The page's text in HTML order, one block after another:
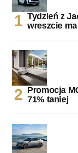
Tydzień z
wreszcie
Promocja
71% taniej